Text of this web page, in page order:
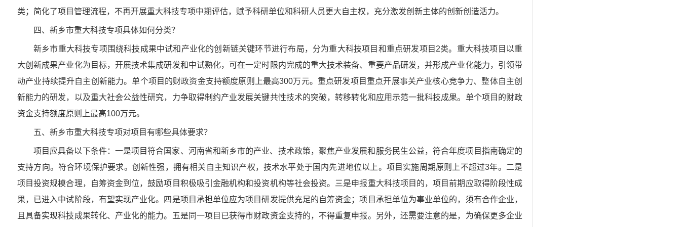
类；简化了项目管理流程，不再开展重大科技专项中期评估，赋予科研单位和科研人员更大自主权，充分激发创新主体的创新创造活力。
四、新乡市重大科技专项具体如何分类？
新乡市重大科技专项围绕科技成果中试和产业化的创新链关键环节进行布局，分为重大科技项目和重点研发项目2类。重大科技项目以重
大创新成果产业化为目标，开展技术集成研发和中试熟化，可在一定时限内完成的重大技术装备、重要产品研发，并形成产业化能力，引领带
动产业持续提升自主创新能力。单个项目的财政资金支持额度原则上最高300万元。重点研发项目重点开展事关产业核心竞争力、整体自主创
新能力的研发，以及重大社会公益性研究，力争取得制约产业发展关键共性技术的突破，转移转化和应用示范一批科技成果。单个项目的财政
资金支持额度原则上最高100万元。
五、新乡市重大科技专项对项目有哪些具体要求？
项目应具备以下条件：一是项目符合国家、河南省和新乡市的产业、技术政策，聚焦产业发展和服务民生公益，符合年度项目指南确定的
支持方向。符合环境保护要求。创新性强，拥有相关自主知识产权，技术水平处于国内先进地位以上。项目实施周期原则上不超过3年。二是
项目投资规模合理，自筹资金到位，鼓励项目积极吸引金融机构和投资机构等社会投资。三是申报重大科技项目的，项目前期应取得阶段性成
果，已进入中试阶段，有望实现产业化。四是项目承担单位应为项目研发提供充足的自筹资金；项目承担单位为事业单位的，须有合作企业，
且具备实现科技成果转化、产业化的能力。五是同一项目已获得市财政资金支持的，不得重复申报。另外，还需要注意的是，为确保更多企业